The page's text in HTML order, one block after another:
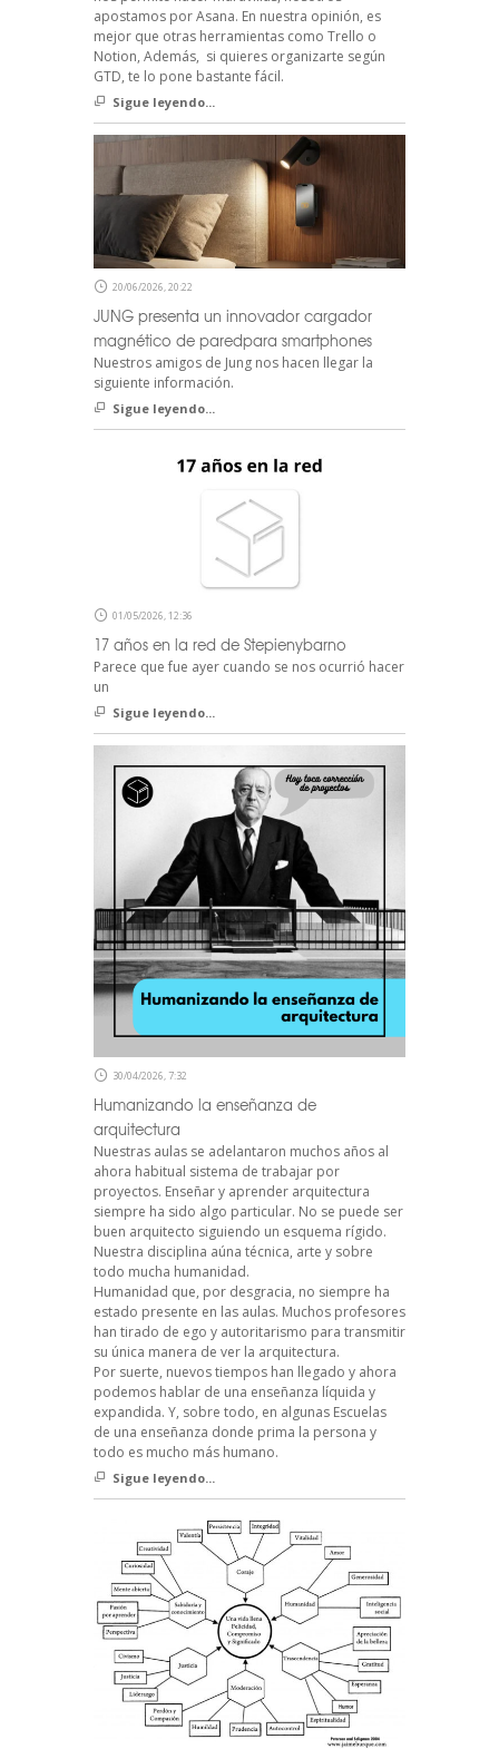
apostamos por Asana. En nuestra opinión, es
mejor que otras herramientas como Trello o
Notion, Además, si quieres organizarte según
GTD, te lo pone bastante fácil.
Sigue leyendo...
20/06/2026, 20:22
JUNG presenta un innovador cargador
magnético de paredpara smartphones
Nuestros amigos de Jung nos hacen llegar la
siguiente información.
Sigue leyendo...
01/05/2026, 12:36
17 años en la red de Stepienybarno
Parece que fue ayer cuando se nos ocurrió hacer
un
Sigue leyendo...
30/04/2026, 7:32
Humanizando la enseñanza de
arquitectura
Nuestras aulas se adelantaron muchos años al
ahora habitual sistema de trabajar por
proyectos. Enseñar y aprender arquitectura
siempre ha sido algo particular. No se puede ser
buen arquitecto siguiendo un esquema rígido.
Nuestra disciplina aúna técnica, arte y sobre
todo mucha humanidad.
Humanidad que, por desgracia, no siempre ha
estado presente en las aulas. Muchos profesores
han tirado de ego y autoritarismo para transmitir
su única manera de ver la arquitectura.
Por suerte, nuevos tiempos han llegado y ahora
podemos hablar de una enseñanza líquida y
expandida. Y, sobre todo, en algunas Escuelas
de una enseñanza donde prima la persona y
todo es mucho más humano.
Sigue leyendo...